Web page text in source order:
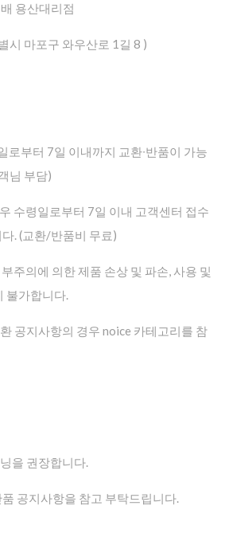
용산대리점
시 마포구 와우산로 1길 8 )
로부터 7일 이내까지 교환∙반품이 가능
님 부담)
수령일로부터 7일 이내 고객센터 접수
. (교환/반품비 무료)
주의에 의한 제품 손상 및 파손, 사용 및
불가합니다.
공지사항의 경우 noice 카테고리를 참
을 권장합니다.
공지사항을 참고 부탁드립니다.